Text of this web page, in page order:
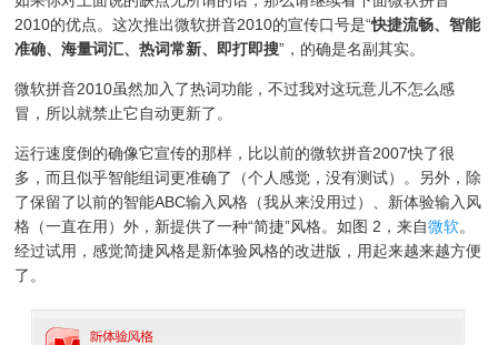
2010的优点。这次推出微软拼音2010的宣传口号是“快捷流畅、智能
准确、海量词汇、热词常新、即打即搜”，的确是名副其实。
微软拼音2010虽然加入了热词功能，不过我对这玩意儿不怎么感
冒，所以就禁止它自动更新了。
运行速度倒的确像它宣传的那样，比以前的微软拼音2007快了很
多，而且似乎智能组词更准确了（个人感觉，没有测试）。另外，除
了保留了以前的智能ABC输入风格（我从来没用过）、新体验输入风
格（一直在用）外，新提供了一种“简捷”风格。如图 2，来自微软。
经过试用，感觉简捷风格是新体验风格的改进版，用起来越来越方便
了。